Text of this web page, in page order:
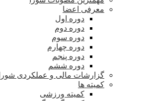
معرفی اعضا
دوره اول
دوره دوم
دوره سوم
دوره چهارم
دوره پنجم
دوره ششم
گزارشات مالی و عملکردی شورا
کمیته ها
کمیته ورزشی